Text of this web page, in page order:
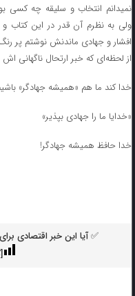
نمیدانم انتخاب و سلیقه چه کسی
ولی به نظرم آن قدر در این کتاب و
افشار و جهادی ماندنش نوشتم پر
از لحظه‌ای که خبر ارتحال ناگهانی
خدا کند ما هم «همیشه جهادگر»
«خدایا ما را جهادی بپذیر»
خدا حافظ همیشه جهادگر!
✅ آیا این خبر اقتصادی